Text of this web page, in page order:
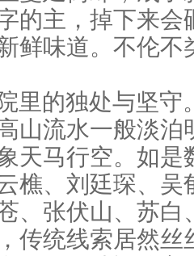
的主，掉下来
鲜味道。不伦
里的独处与坚守
山流水一般淡
天马行空。如
樵、刘廷琛、
、张伏山、苏
传统线索居然